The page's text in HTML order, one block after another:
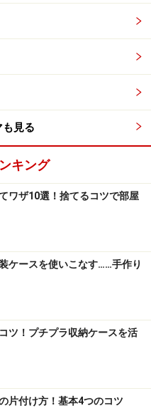
ー資材を収めていきま
いモノやデリケートな素
で、箱に入っていて収ま
。
棚になっているというの
のは手間がかかることな
わせて間隔を調節するこ
りない場合は、ホームセ
たり、市販の突っ張り棚
に、家のあちこちに分散
つけるために探し回らな
況が起こるのはY.Mさん
部屋の使いみちが変わっ
使う人が変わったりした
見る
キング
ワザ10選！捨てるコツで部屋
ケースを使いこなす……手作り
ツ！プチプラ収納ケースを活
片付け方！基本4つのコツ